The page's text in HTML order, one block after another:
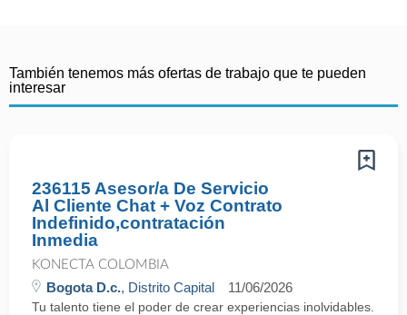
También tenemos más ofertas de trabajo que te pueden
interesar
236115 Asesor/a De Servicio
Al Cliente Chat + Voz Contrato
Indefinido,contratación
Inmedia
KONECTA COLOMBIA
Bogota D.c., Distrito Capital 11/06/2026
Tu talento tiene el poder de crear experiencias inolvidables.